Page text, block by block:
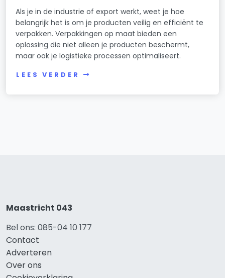
Als je in de industrie of export werkt, weet je hoe
belangrijk het is om je producten veilig en efficiënt te
verpakken. Verpakkingen op maat bieden een
oplossing die niet alleen je producten beschermt,
maar ook je logistieke processen optimaliseert.
LEES VERDER
Maastricht 043
Bel ons: 085-04 10 177
Contact
Adverteren
Over ons